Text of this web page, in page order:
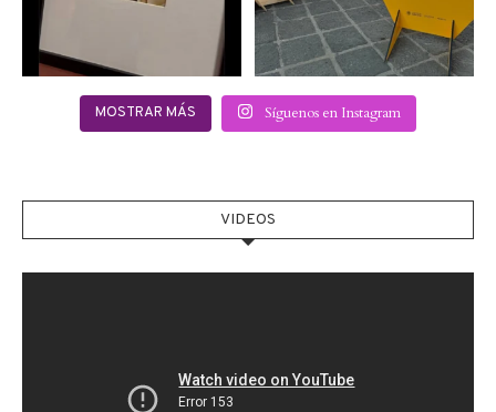
MOSTRAR MÁS Síguenos en Instagram
VIDEOS